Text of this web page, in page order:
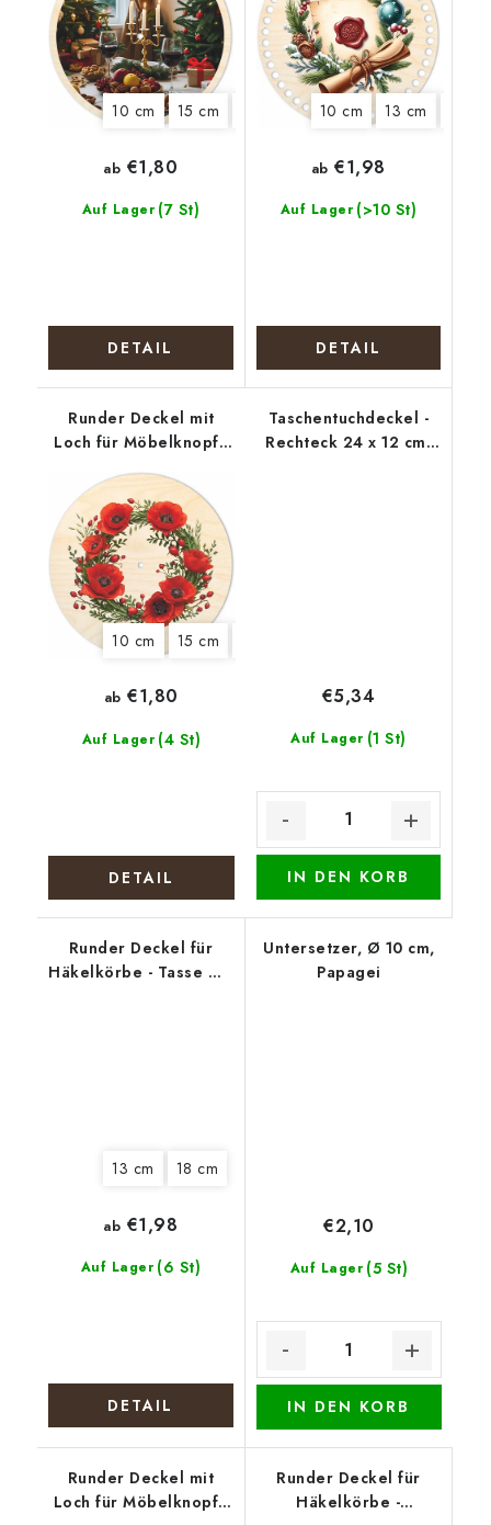
10 cm 15 cm 20 cm
Auf Lager (7 St)
ab €1,80
DETAIL
10 cm 13 cm
Auf Lager (>10 St)
ab €1,98
DETAIL
Runder Deckel mit
Loch für Möbelknopf -
10 cm 15 cm
Auf Lager (4 St)
ab €1,80
DETAIL
Taschentuchdeckel -
Rechteck 24 x 12 cm,
Auf Lager (1 St)
€5,34
IN DEN KORB
Runder Deckel für
Häkelkörbe - Tasse mit
13 cm 18 cm
Auf Lager (6 St)
ab €1,98
DETAIL
Untersetzer, Ø 10 cm,
Papagei
Auf Lager (5 St)
€2,10
IN DEN KORB
Runder Deckel mit
Loch für Möbelknopf -
Runder Deckel für
Häkelkörbe -